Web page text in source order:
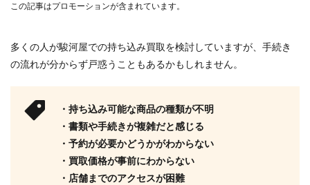
この記事はプロモーションが含まれています。
多くの人が駿河屋での持ち込み買取を検討していますが、手続き
の流れが分からず戸惑うこともあるかもしれません。
・持ち込み可能な商品の種類が不明
・書類や手続きが複雑だと感じる
・予約が必要かどうかがわからない
・買取価格が事前にわからない
・店舗までのアクセスが困難